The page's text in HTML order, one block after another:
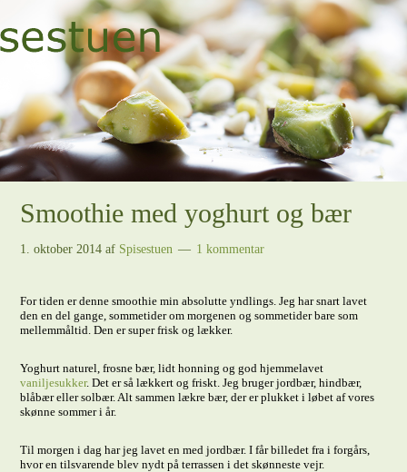
Smoothie med yoghurt og bær
1. oktober 2014 af Spisestuen 1 kommentar
For tiden er denne smoothie min absolutte yndlings. Jeg har snart lavet
den en del gange, sommetider om morgenen og sommetider bare som
mellemmåltid. Den er super frisk og lækker.
Yoghurt naturel, frosne bær, lidt honning og god hjemmelavet
vaniljesukker. Det er så lækkert og friskt. Jeg bruger jordbær, hindbær,
blåbær eller solbær. Alt sammen lækre bær, der er plukket i løbet af vores
skønne sommer i år.
Til morgen i dag har jeg lavet en med jordbær. I får billedet fra i forgårs,
hvor en tilsvarende blev nydt på terrassen i det skønneste vejr.